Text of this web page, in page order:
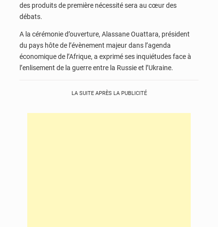
des produits de première nécessité sera au cœur des
débats.
A la cérémonie d’ouverture, Alassane Ouattara, président
du pays hôte de l’évènement majeur dans l’agenda
économique de l’Afrique, a exprimé ses inquiétudes face à
l’enlisement de la guerre entre la Russie et l’Ukraine.
LA SUITE APRÈS LA PUBLICITÉ